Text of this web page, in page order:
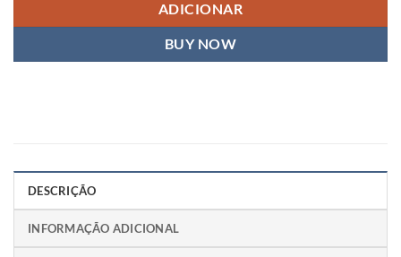
ADICIONAR
BUY NOW
DESCRIÇÃO
INFORMAÇÃO ADICIONAL